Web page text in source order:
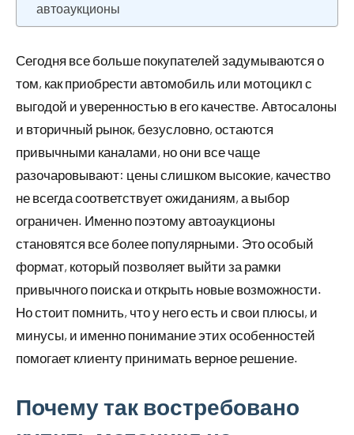
автоаукционы
Сегодня все больше покупателей задумываются о
том, как приобрести автомобиль или мотоцикл с
выгодой и уверенностью в его качестве. Автосалоны
и вторичный рынок, безусловно, остаются
привычными каналами, но они все чаще
разочаровывают: цены слишком высокие, качество
не всегда соответствует ожиданиям, а выбор
ограничен. Именно поэтому автоаукционы
становятся все более популярными. Это особый
формат, который позволяет выйти за рамки
привычного поиска и открыть новые возможности.
Но стоит помнить, что у него есть и свои плюсы, и
минусы, и именно понимание этих особенностей
помогает клиенту принимать верное решение.
Почему так востребовано